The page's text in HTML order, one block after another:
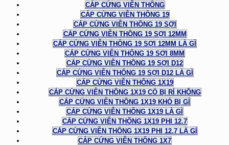
CÁP CỨNG VIỄN THÔNG
CÁP CỨNG VIỄN THÔNG 19
CÁP CỨNG VIỄN THÔNG 19 SỢI
CÁP CỨNG VIỄN THÔNG 19 SỢI 12MM
CÁP CỨNG VIỄN THÔNG 19 SỢI 12MM LÀ GÌ
CÁP CỨNG VIỄN THÔNG 19 SỢI 8MM
CÁP CỨNG VIỄN THÔNG 19 SỢI D12
CÁP CỨNG VIỄN THÔNG 19 SỢI D12 LÀ GÌ
CÁP CỨNG VIỄN THÔNG 1X19
CÁP CỨNG VIỄN THÔNG 1X19 CÓ BỊ RỈ KHÔNG
CÁP CỨNG VIỄN THÔNG 1X19 KHÓ BỊ GỈ
CÁP CỨNG VIỄN THÔNG 1X19 LÀ GÌ
CÁP CỨNG VIỄN THÔNG 1X19 PHI 12.7
CÁP CỨNG VIỄN THÔNG 1X19 PHI 12.7 LÀ GÌ
CÁP CỨNG VIỄN THÔNG 1X7